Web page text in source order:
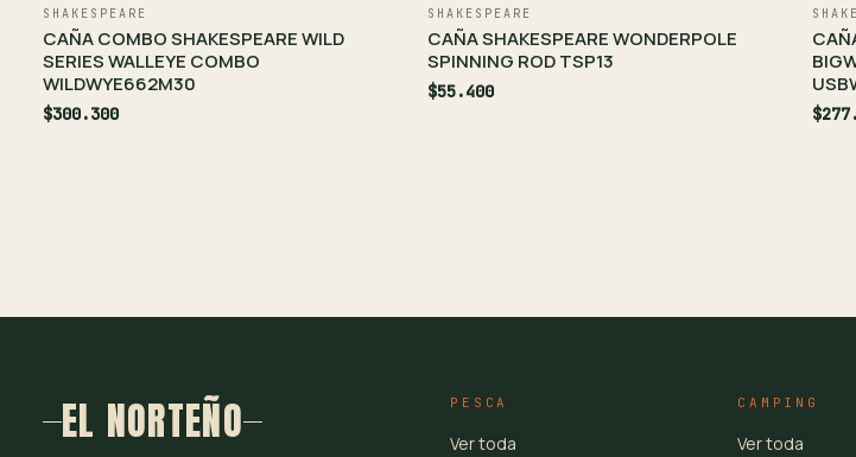
SHAKESPEARE
CAÑA COMBO SHAKESPEARE WILD
SERIES WALLEYE COMBO
WILDWYE662M30
$300.300
SHAKESPEARE
CAÑA SHAKESPEARE WONDERPOLE
SPINNING ROD TSP13
$55.400
EL NORTEÑO PESCA
Ver toda
CAMPING
Ver toda